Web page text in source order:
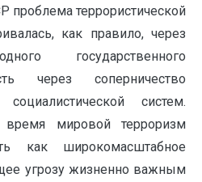
проблема террористической
как правило, через
государственного
через соперничество
систем.
мировой терроризм
как широкомасштабное
угрозу жизненно важным